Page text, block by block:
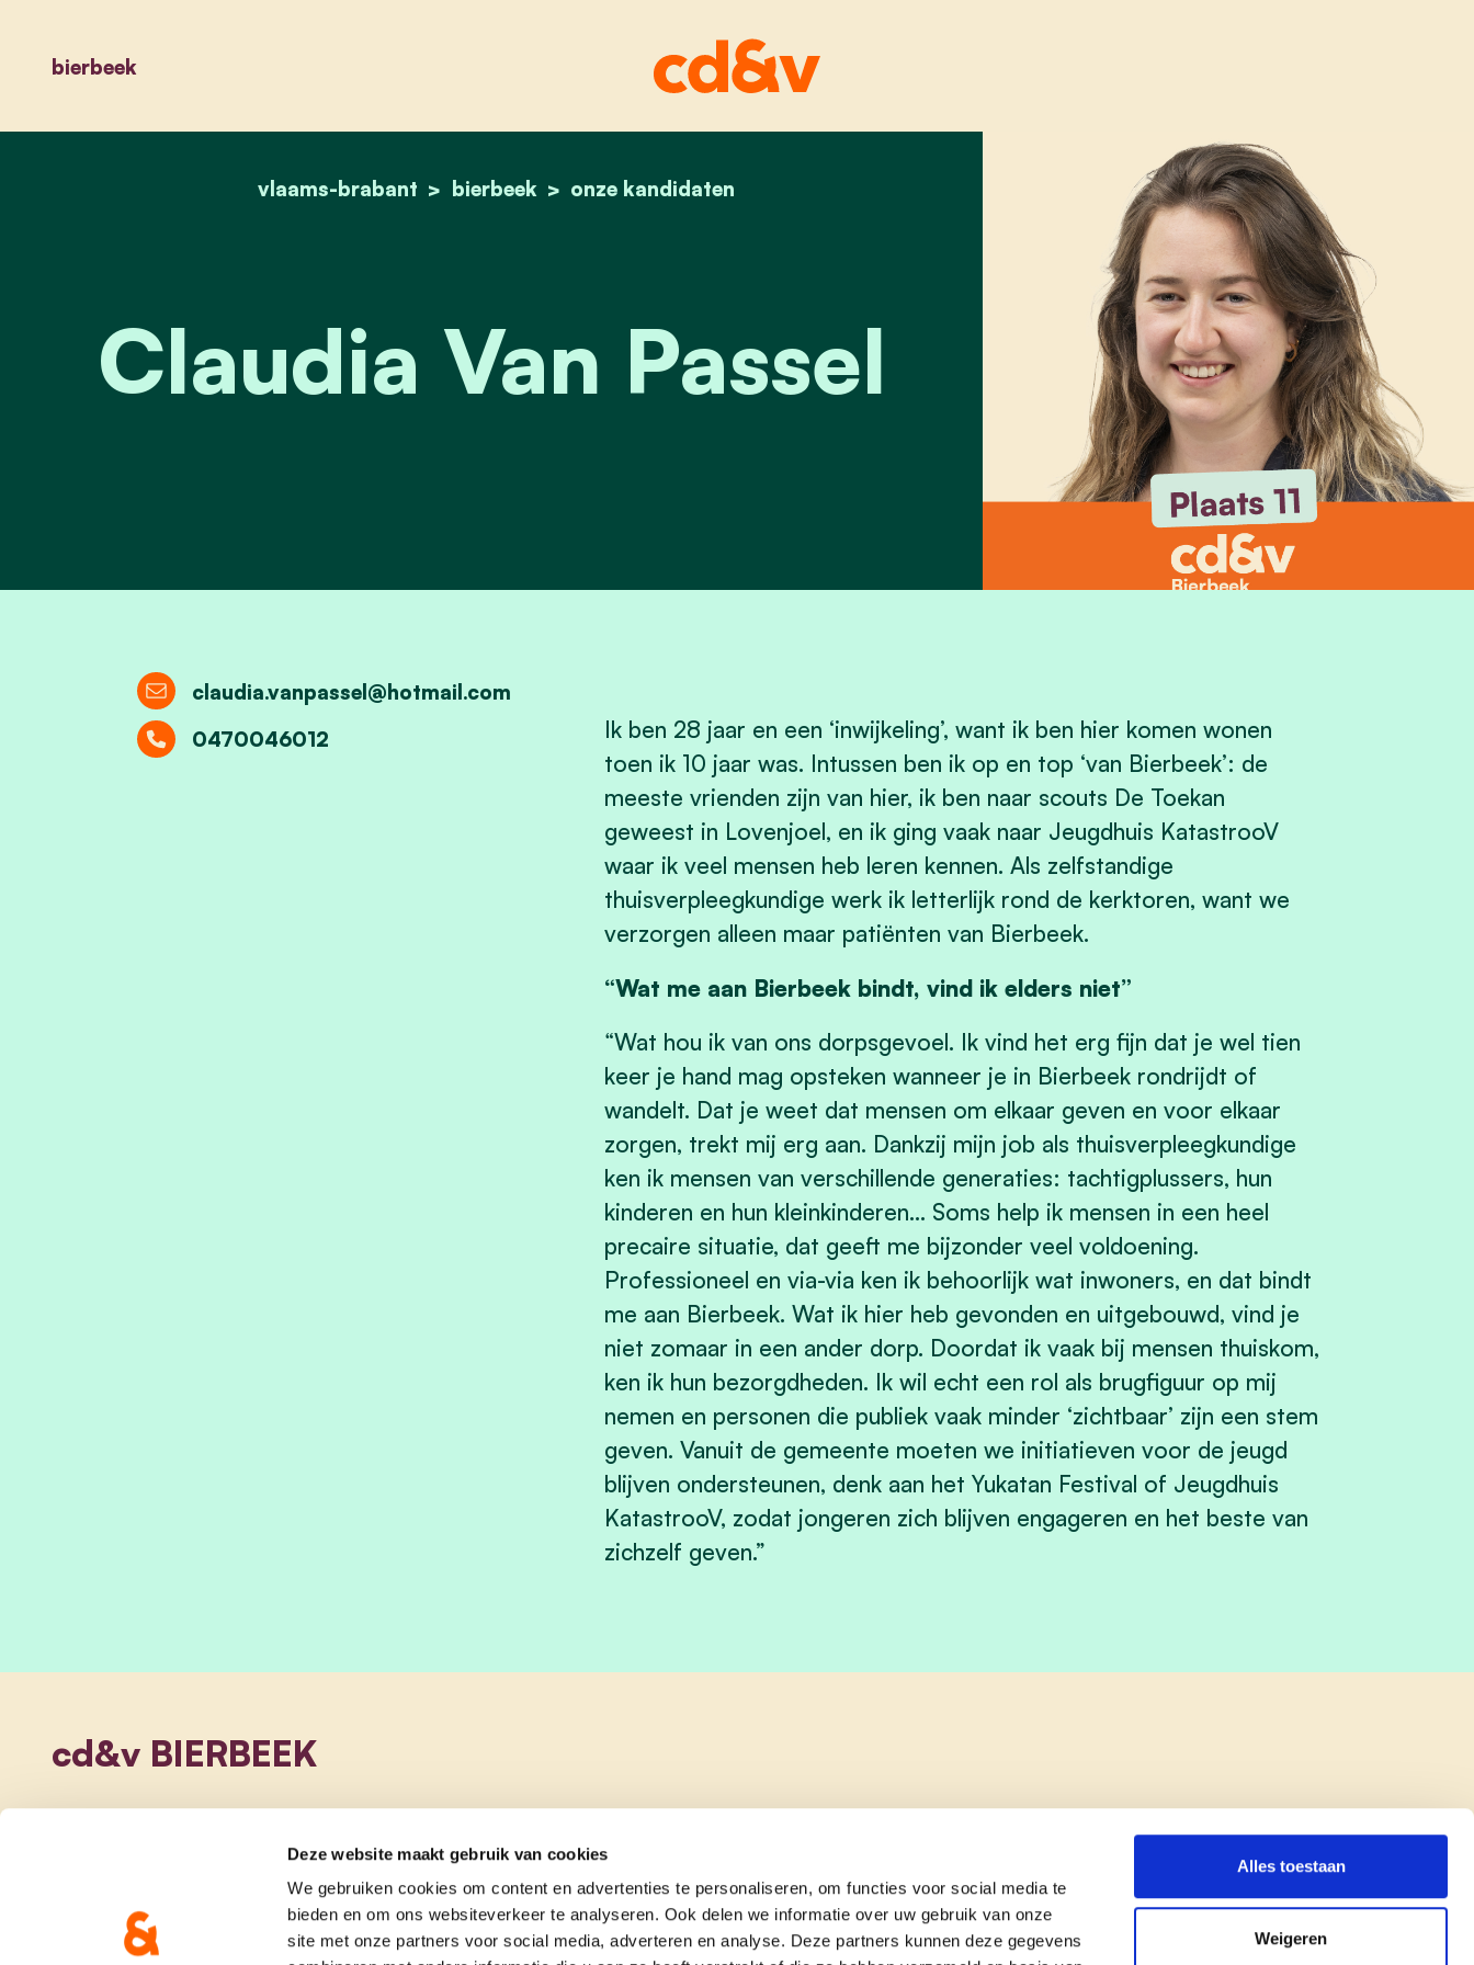
Deze website maakt gebruik van cookies
We gebruiken cookies om content en advertenties te personaliseren, om functies voor social media te
bieden en om ons websiteverkeer te analyseren. Ook delen we informatie over uw gebruik van onze
site met onze partners voor social media, adverteren en analyse. Deze partners kunnen deze gegevens
Alles toestaan
Weigeren
bierbeek
home
vlaams-brabant bierbeek onze kandidaten
claudia van passel
Claudia Van Passel
Ik ben 28 jaar en een ‘inwijkeling’, want ik ben hier komen wonen
toen ik 10 jaar was. Intussen ben ik op en top ‘van Bierbeek’: de
meeste vrienden zijn van hier, ik ben naar scouts De Toekan
geweest in Lovenjoel, en ik ging vaak naar Jeugdhuis KatastrooV
waar ik veel mensen heb leren kennen. Als zelfstandige
thuisverpleegkundige werk ik letterlijk rond de kerktoren, want we
verzorgen alleen maar patiënten van Bierbeek.
“Wat me aan Bierbeek bindt, vind ik elders niet”
“Wat hou ik van ons dorpsgevoel. Ik vind het erg fijn dat je wel tien
keer je hand mag opsteken wanneer je in Bierbeek rondrijdt of
wandelt. Dat je weet dat mensen om elkaar geven en voor elkaar
zorgen, trekt mij erg aan. Dankzij mijn job als thuisverpleegkundige
ken ik mensen van verschillende generaties: tachtigplussers, hun
kinderen en hun kleinkinderen… Soms help ik mensen in een heel
precaire situatie, dat geeft me bijzonder veel voldoening.
Professioneel en via-via ken ik behoorlijk wat inwoners, en dat bindt
me aan Bierbeek. Wat ik hier heb gevonden en uitgebouwd, vind je
niet zomaar in een ander dorp. Doordat ik vaak bij mensen thuiskom,
ken ik hun bezorgdheden. Ik wil echt een rol als brugfiguur op mij
nemen en personen die publiek vaak minder ‘zichtbaar’ zijn een stem
geven. Vanuit de gemeente moeten we initiatieven voor de jeugd
blijven ondersteunen, denk aan het Yukatan Festival of Jeugdhuis
KatastrooV, zodat jongeren zich blijven engageren en het beste van
zichzelf geven.”
claudia.vanpassel@hotmail.com
0470046012
cd&v BIERBEEK